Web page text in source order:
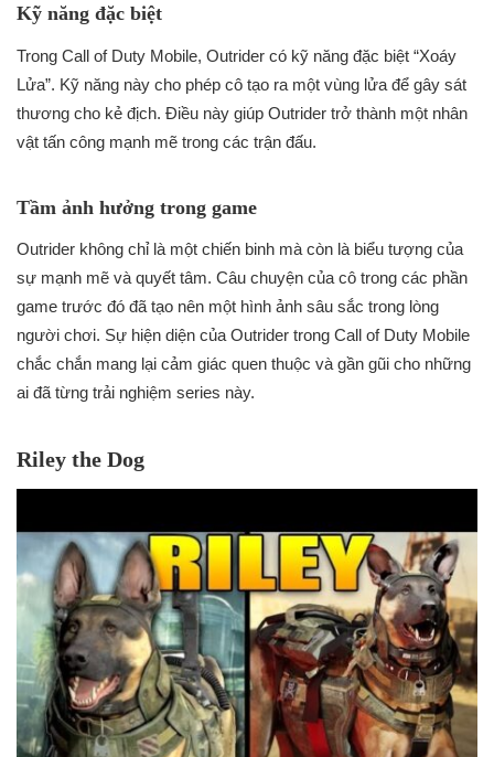
Kỹ năng đặc biệt
Trong Call of Duty Mobile, Outrider có kỹ năng đặc biệt “Xoáy
Lửa”. Kỹ năng này cho phép cô tạo ra một vùng lửa để gây sát
thương cho kẻ địch. Điều này giúp Outrider trở thành một nhân
vật tấn công mạnh mẽ trong các trận đấu.
Tầm ảnh hưởng trong game
Outrider không chỉ là một chiến binh mà còn là biểu tượng của
sự mạnh mẽ và quyết tâm. Câu chuyện của cô trong các phần
game trước đó đã tạo nên một hình ảnh sâu sắc trong lòng
người chơi. Sự hiện diện của Outrider trong Call of Duty Mobile
chắc chắn mang lại cảm giác quen thuộc và gần gũi cho những
ai đã từng trải nghiệm series này.
Riley the Dog